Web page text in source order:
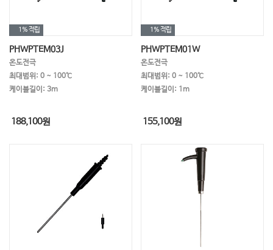
NO2(아질산염)
NO3(질산염) HN4(암모늄)
당도계 굴절계
멸균백 과산화수소
전처리 가열기
색도계
채수기
1%적립
PHWPTEM03J
온도전극
최대범위: 0 ~ 100℃
케이블길이: 3m
188,100원
1%적립
PHWPTEM01W
온도전극
최대범위: 0 ~ 100℃
케이블길이: 1m
155,100원